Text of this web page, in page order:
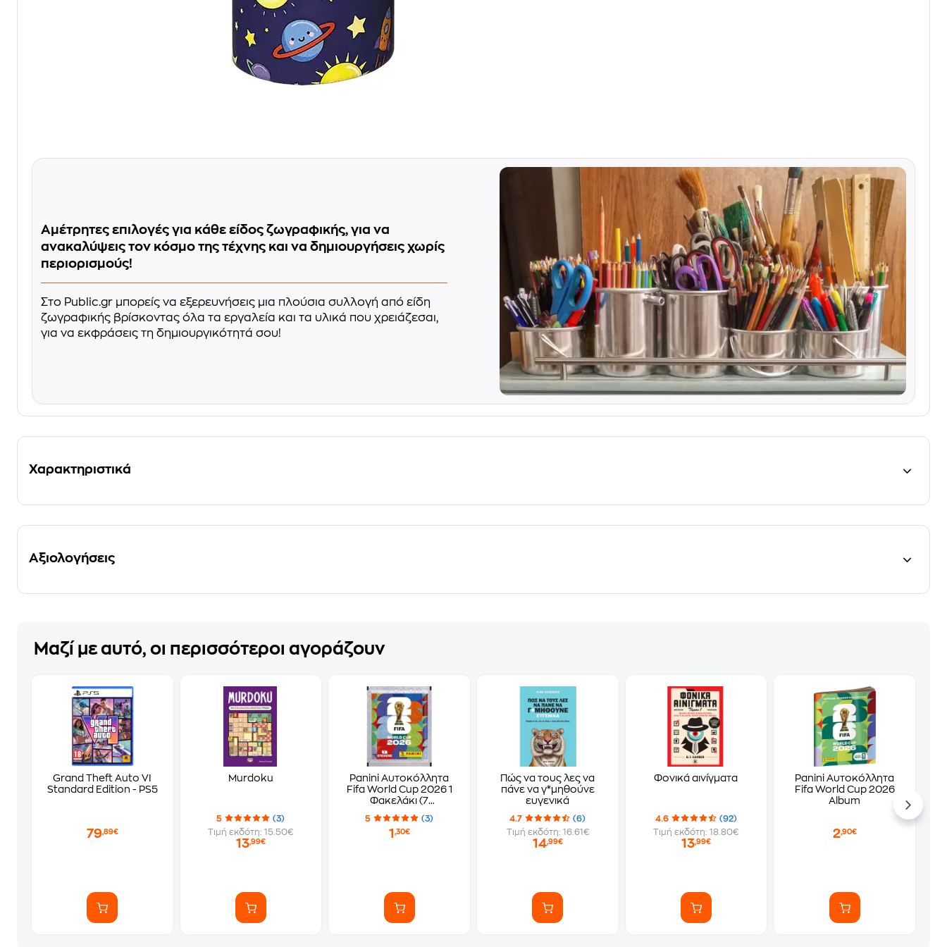
Αμέτρητες επιλογές για κάθε είδος ζωγραφικής, για να
ανακαλύψεις τον κόσμο της τέχνης και να δημιουργήσεις χωρίς
περιορισμούς!
Στο Public.gr μπορείς να εξερευνήσεις μια πλούσια συλλογή από είδη
ζωγραφικής βρίσκοντας όλα τα εργαλεία και τα υλικά που χρειάζεσαι,
για να εκφράσεις τη δημιουργικότητά σου!
Χαρακτηριστικά
Αξιολογήσεις
Μαζί με αυτό, οι περισσότεροι αγοράζουν
Grand Theft Auto VI
Standard Edition - PS5
79,89€
Murdoku
5
(3)
Τιμή εκδότη: 15.50€
13,99€
Panini Αυτοκόλλητα
Fifa World Cup 2026 1
Φακελάκι (7
Αυτοκόλλητα)
5 (3)
1 ,30€
Πώς να τους λες να
πάνε να γ*μηθούνε
ευγενικά
4.7
(6)
Τιμή εκδότη: 16.61€
14,99€
Φονικά αινίγματα
4.6
(92)
Τιμή εκδότη: 18.80€
13,99€
Panini Αυτοκόλλητα
Fifa World Cup 2026
Album
2,90€